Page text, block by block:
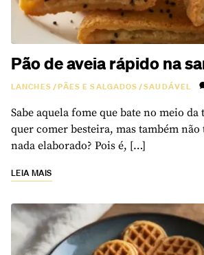
Pão de aveia rápido na
LANCHES/PÃES E SALGADOS/SAUDÁVEL
Sabe aquela fome que bate no meio da
quer comer besteira, mas também não
nada elaborado? Pois é, […]
LEIA MAIS